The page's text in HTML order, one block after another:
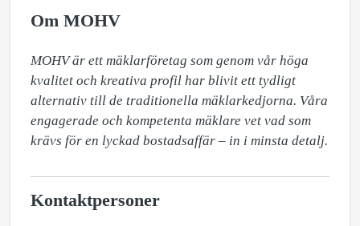
Om MOHV
MOHV är ett mäklarföretag som genom vår höga
kvalitet och kreativa profil har blivit ett tydligt
alternativ till de traditionella mäklarkedjorna. Våra
engagerade och kompetenta mäklare vet vad som
krävs för en lyckad bostadsaffär – in i minsta detalj.
Kontaktpersoner